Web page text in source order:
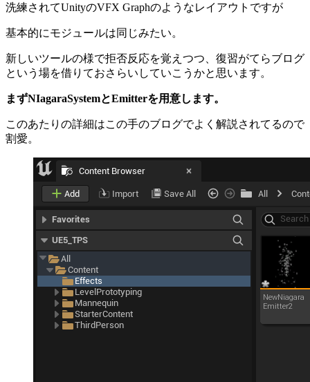
洗練されてUnityのVFX Graphのようなレイアウトですが
基本的にモジュールは同じみたい。
新しいツールの様で拒否反応を覚えつつ、復習がてらブログ
という場を借りておさらいしていこうかと思います。
まずNIagaraSystemとEmitterを用意します。
このあたりの詳細はこの手のブログでよく解説されてるので
割愛。